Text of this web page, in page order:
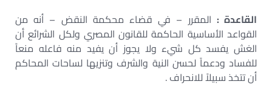
القاعدة : المقرر – في قضاء محكمة النقض – أنه من
القواعد الأساسية الحاكمة للقانون المصري ولكل الشرائع أن
الغش يفسد كل شيء ولا يجوز أن يفيد منه فاعله منعاً
للفساد ودعماً لحسن النية والشرف وتنزيها لساحات المحاكم
أن تتخذ سبيلاً للانحراف .